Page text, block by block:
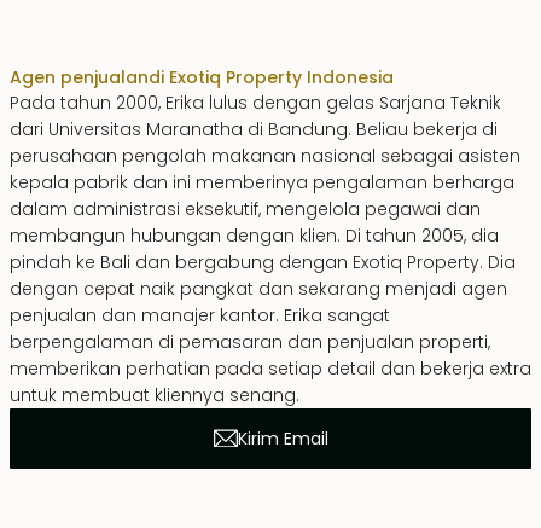
Agen penjualandi Exotiq Property Indonesia
Pada tahun 2000, Erika lulus dengan gelas Sarjana Teknik
dari Universitas Maranatha di Bandung. Beliau bekerja di
perusahaan pengolah makanan nasional sebagai asisten
kepala pabrik dan ini memberinya pengalaman berharga
dalam administrasi eksekutif, mengelola pegawai dan
membangun hubungan dengan klien. Di tahun 2005, dia
pindah ke Bali dan bergabung dengan Exotiq Property. Dia
dengan cepat naik pangkat dan sekarang menjadi agen
penjualan dan manajer kantor. Erika sangat
berpengalaman di pemasaran dan penjualan properti,
memberikan perhatian pada setiap detail dan bekerja extra
untuk membuat kliennya senang.
Kirim Email